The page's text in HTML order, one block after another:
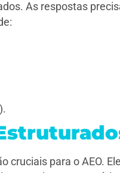
As respostas
cruciais para o AEO.